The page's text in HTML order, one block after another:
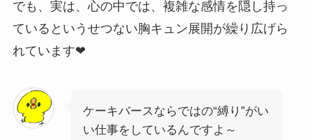
でも、実は、心の中では、複雑な感情を隠し持っ
ているというせつない胸キュン展開が繰り広げら
れています❤
ケーキバースならではの“縛り”がい
い仕事をしているんですよ～